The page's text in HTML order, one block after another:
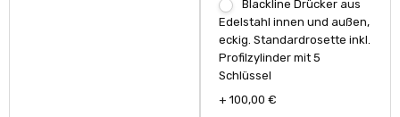
Blackline Drücker aus
Edelstahl innen und außen,
eckig. Standardrosette inkl.
Profilzylinder mit 5
Schlüssel
+ 100,00 €